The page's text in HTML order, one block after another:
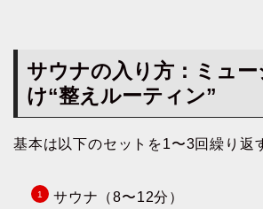
サウナの入り方：ミュ
け“整えルーティン”
基本は以下のセットを1〜3回繰り返
サウナ（8〜12分）